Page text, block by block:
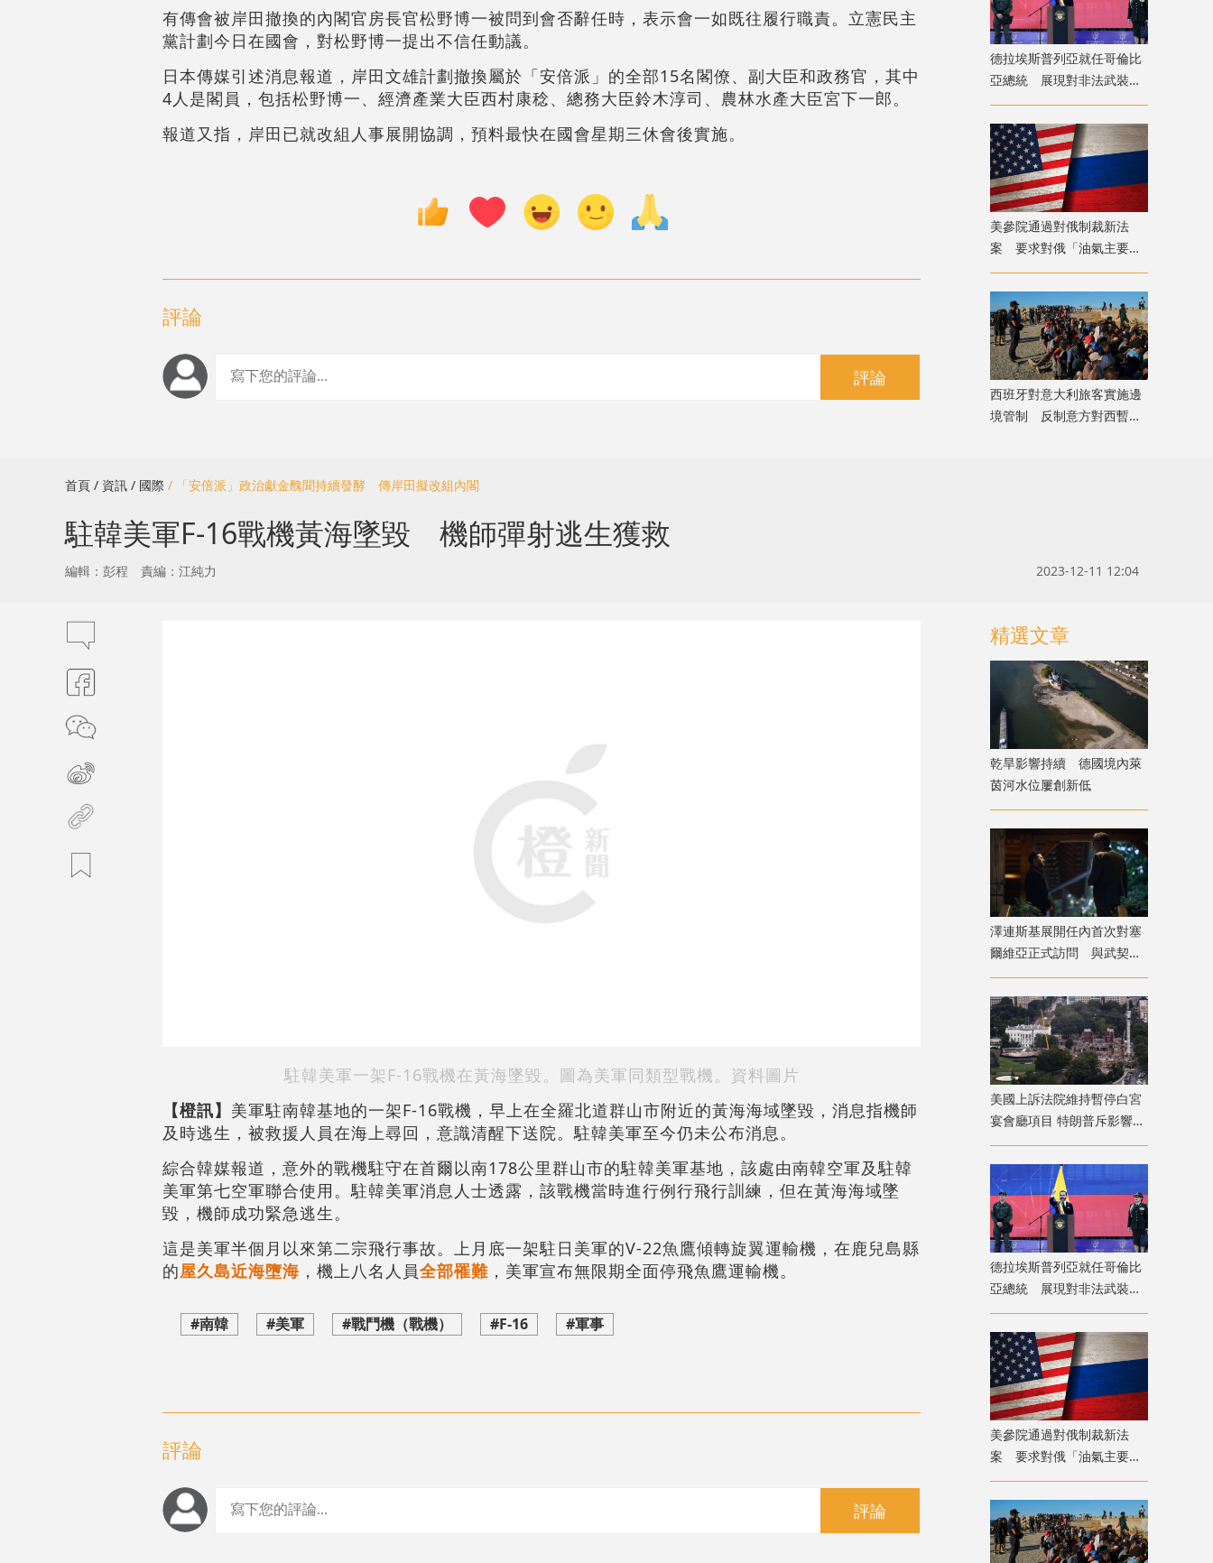
有傳會被岸田撤換的內閣官房長官松野博一被問到會否辭任時，表示會一如既往履行職責。立憲民主
黨計劃今日在國會，對松野博一提出不信任動議。
日本傳媒引述消息報道，岸田文雄計劃撤換屬於「安倍派」的全部15名閣僚、副大臣和政務官，其中
4人是閣員，包括松野博一、經濟產業大臣西村康稔、總務大臣鈴木淳司、農林水產大臣宮下一郎。
報道又指，岸田已就改組人事展開協調，預料最快在國會星期三休會後實施。
評論
評論
德拉埃斯普列亞就任哥倫比
亞總統 展現對非法武裝組
織強硬立場
美參院通過對俄制裁新法
案 要求對俄「油氣主要進
口國」徵100%關稅
西班牙對意大利旅客實施邊
境管制 反制意方對西暫停
首頁 / 資訊 / 國際 / 「安倍派」政治獻金醜聞持續發酵 傳岸田擬改組內閣
駐韓美軍F-16戰機黃海墜毀 機師彈射逃生獲救
編輯：彭程 責編：江純力 2023-12-11 12:04
駐韓美軍一架F-16戰機在黃海墜毀。圖為美軍同類型戰機。資料圖片
【橙訊】 美軍駐南韓基地的一架F-16戰機，早上在全羅北道群山市附近的黃海海域墜毀，消息指機師
及時逃生，被救援人員在海上尋回，意識清醒下送院。駐韓美軍至今仍未公布消息。
綜合韓媒報道，意外的戰機駐守在首爾以南178公里群山市的駐韓美軍基地，該處由南韓空軍及駐韓
美軍第七空軍聯合使用。駐韓美軍消息人士透露，該戰機當時進行例行飛行訓練，但在黃海海域墜
毀，機師成功緊急逃生。
這是美軍半個月以來第二宗飛行事故。上月底一架駐日美軍的V-22魚鷹傾轉旋翼運輸機，在鹿兒島縣
的屋久島近海墮海 ，機上八名人員全部罹難 ，美軍宣布無限期全面停飛魚鷹運輸機。
#南韓 #美軍 #戰鬥機（戰機） #F-16 #軍事
評論
評論
精選文章
乾旱影響持續 德國境內萊
茵河水位屢創新低
澤連斯基展開任內首次對塞
爾維亞正式訪問 與武契奇
會面
美國上訴法院維持暫停白宮
宴會廳項目 特朗普斥影響國
家安全揚言上訴
德拉埃斯普列亞就任哥倫比
亞總統 展現對非法武裝組
織強硬立場
美參院通過對俄制裁新法
案 要求對俄「油氣主要進
口國」徵100%關稅